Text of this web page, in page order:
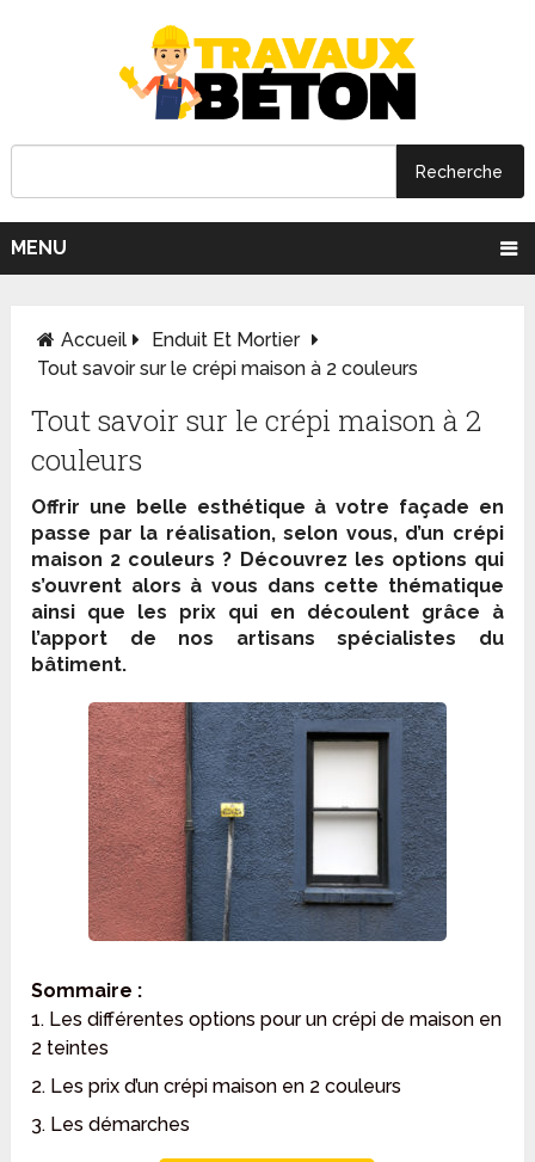
MENU
Accueil
Enduit Et Mortier
Tout savoir sur le crépi maison à 2 couleurs
Tout savoir sur le crépi maison à 2
couleurs
Offrir une belle esthétique à votre façade en
passe par la réalisation, selon vous, d’un crépi
maison 2 couleurs ? Découvrez les options qui
s’ouvrent alors à vous dans cette thématique
ainsi que les prix qui en découlent grâce à
l’apport de nos artisans spécialistes du
bâtiment.
Sommaire :
1. Les différentes options pour un crépi de maison en
2 teintes
2. Les prix d’un crépi maison en 2 couleurs
3. Les démarches